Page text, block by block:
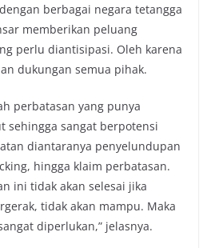
berbagai negara tetangga
memberikan peluang
perlu diantisipasi. Oleh karena
dukungan semua pihak.
perbatasan yang punya
sehingga sangat berpotensi
diantaranya penyelundupan
hingga klaim perbatasan.
ini tidak akan selesai jika
tidak akan mampu. Maka
diperlukan,” jelasnya.